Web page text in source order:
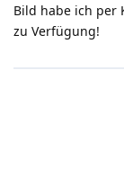
Bild habe ich per
zu Verfügung!